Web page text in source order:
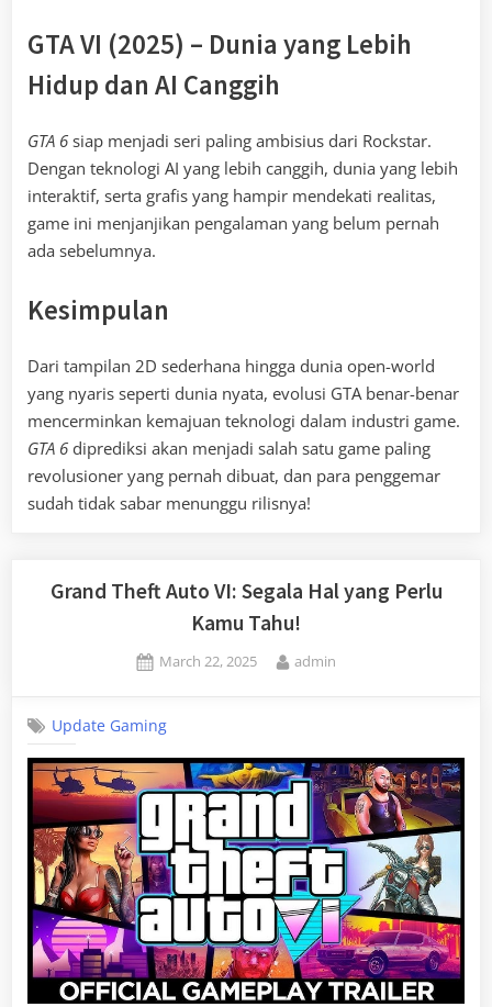
GTA VI (2025) – Dunia yang Lebih
Hidup dan AI Canggih
GTA 6 siap menjadi seri paling ambisius dari Rockstar.
Dengan teknologi AI yang lebih canggih, dunia yang lebih
interaktif, serta grafis yang hampir mendekati realitas,
game ini menjanjikan pengalaman yang belum pernah
ada sebelumnya.
Kesimpulan
Dari tampilan 2D sederhana hingga dunia open-world
yang nyaris seperti dunia nyata, evolusi GTA benar-benar
mencerminkan kemajuan teknologi dalam industri game.
GTA 6 diprediksi akan menjadi salah satu game paling
revolusioner yang pernah dibuat, dan para penggemar
sudah tidak sabar menunggu rilisnya!
Grand Theft Auto VI: Segala Hal yang Perlu
Kamu Tahu!
Posted
March 22, 2025 By
admin
Update Gaming